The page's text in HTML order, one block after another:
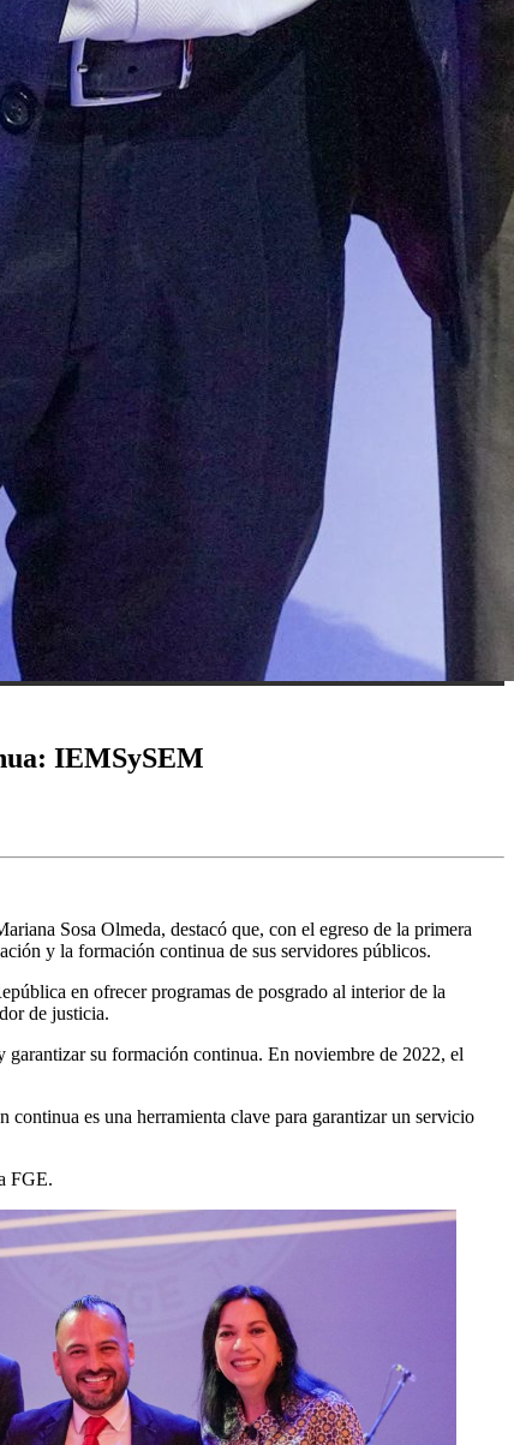
IEMSySEM
Sosa Olmeda, destacó que, con el egreso de la primera
y la formación continua de sus servidores públicos.
en ofrecer programas de posgrado al interior de la
de justicia.
garantizar su formación continua. En noviembre de 2022, el
es una herramienta clave para garantizar un servicio
FGE.